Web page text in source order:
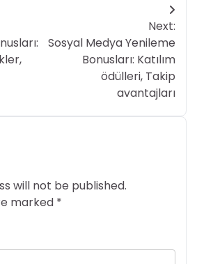
Next:
Sosyal Medya Yenileme
Bonusları: Katılım
ödülleri, Takip
avantajları
will not be published.
marked *